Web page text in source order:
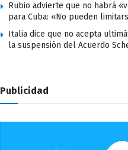
Rubio advierte que no habrá
para Cuba: «No pueden
Italia dice que no acepta
la suspensión del Acuerdo
Publicidad